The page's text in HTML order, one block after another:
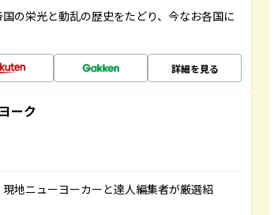
の栄光と動乱の歴史をたどり、今なお各国に
詳細を見る
ーク
地ニューヨーカーと達人編集者が厳選紹